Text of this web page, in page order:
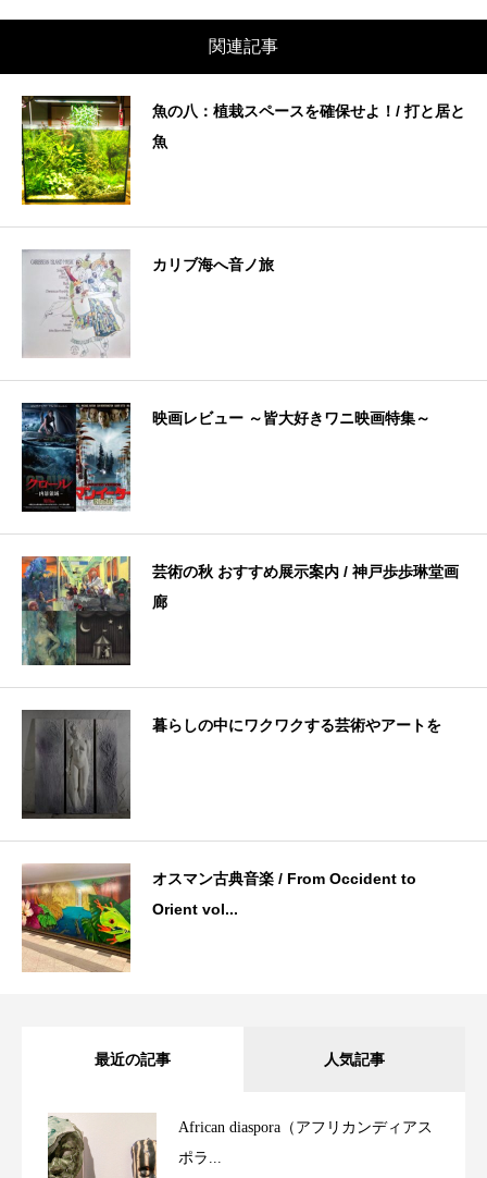
関連記事
魚の八：植栽スペースを確保せよ！/ 打と居と
魚
カリブ海へ音ノ旅
映画レビュー ～皆大好きワニ映画特集～
芸術の秋 おすすめ展示案内 / 神戸歩歩琳堂画
廊
暮らしの中にワクワクする芸術やアートを
オスマン古典音楽 / From Occident to
Orient vol...
最近の記事 人気記事
African diaspora（アフリカンディアス
ポラ...